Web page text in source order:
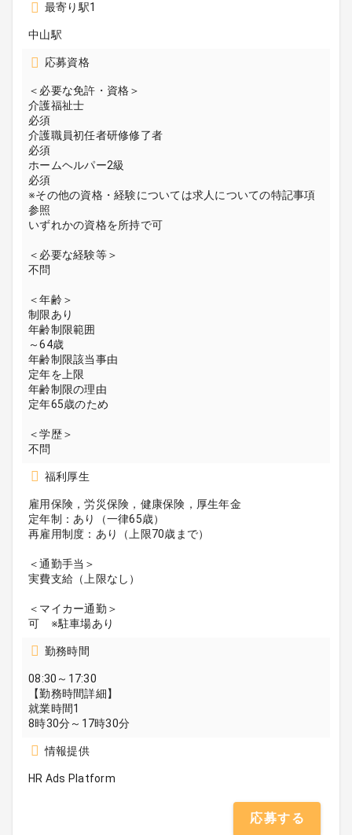
最寄り駅1
中山駅
応募資格
＜必要な免許・資格＞
介護福祉士
必須
介護職員初任者研修修了者
必須
ホームヘルパー2級
必須
※その他の資格・経験については求人についての特記事項
参照
いずれかの資格を所持で可
＜必要な経験等＞
不問
＜年齢＞
制限あり
年齢制限範囲
～64歳
年齢制限該当事由
定年を上限
年齢制限の理由
定年65歳のため
＜学歴＞
不問
福利厚生
雇用保険，労災保険，健康保険，厚生年金
定年制：あり（一律65歳）
再雇用制度：あり（上限70歳まで）
＜通勤手当＞
実費支給（上限なし）
＜マイカー通勤＞
可 ※駐車場あり
勤務時間
08:30～17:30
【勤務時間詳細】
就業時間1
8時30分～17時30分
情報提供
HR Ads Platform
応募する